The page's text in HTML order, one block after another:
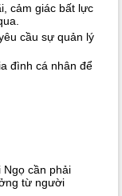
cảm giác bất lực
cầu sự quản lý
đình cá nhân để
Ngọ cần phải
từ người